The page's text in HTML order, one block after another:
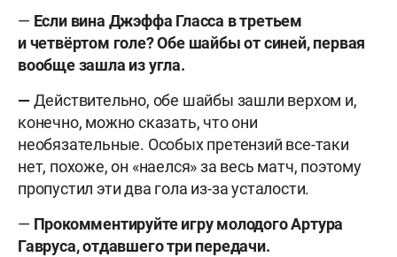
— Если вина Джэффа Гласса в третьем
и четвёртом голе? Обе шайбы от синей, первая
вообще зашла из угла.
— Действительно, обе шайбы зашли верхом и,
конечно, можно сказать, что они
необязательные. Особых претензий все-таки
нет, похоже, он «наелся» за весь матч, поэтому
пропустил эти два гола из-за усталости.
— Прокомментируйте игру молодого Артура
Гавруса, отдавшего три передачи.